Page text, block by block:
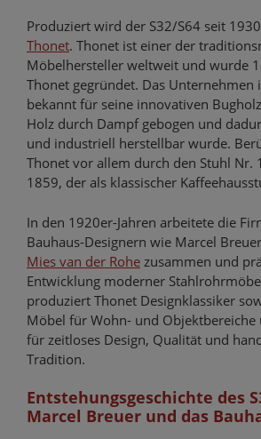
Produziert wird der S32/S64 seit
Thonet. Thonet ist einer der
Möbelhersteller weltweit und wurde
Thonet gegründet. Das Unternehmen
bekannt für seine innovativen
Holz durch Dampf gebogen und
und industriell herstellbar wurde.
Thonet vor allem durch den Stuhl Nr.
1859, der als klassischer
In den 1920er-Jahren arbeitete die
Bauhaus-Designern wie Marcel
Mies van der Rohe zusammen und
Entwicklung moderner
produziert Thonet Designklassiker
Möbel für Wohn- und Objektbereiche
für zeitloses Design, Qualität und
Tradition.
Entstehungsgeschichte des
Marcel Breuer und das